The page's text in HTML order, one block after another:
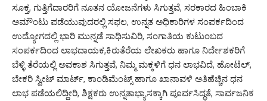
ಸೂಕ್ತ, ಗುತ್ತಿಗೆದಾರರಿಗೆ ನೂತನ ಯೋಜನೆಗಳು ಸಿಗುತ್ತವೆ, ಸರಕಾರದ ಹಿಂಬಾಕಿ
ಅಮೌಂಟು ಪಡೆಯುವುದರಲ್ಲಿ ಸಫಲ, ಉನ್ನತ ಅಧಿಕಾರಿಗಳ ಸಂಪರ್ಕದಿಂದ
ಉದ್ಯೋಗದಲ್ಲಿ ಭಾರಿ ಮುನ್ನಡೆ ಸಾಧಿಸುವಿರಿ, ಸಂಗಾತಿಯ ಕುಟುಂಬದ
ಸಂಪರ್ಕದಿಂದ ಲಾಭದಾಯಕ,ಕಿರುತೆರೆಯ ಲೇಖಕರು ಹಾಗೂ ನಿರ್ದೇಶಕರಿಗೆ
ಬೆಳ್ಳಿ ತೆರೆಯಲ್ಲಿ ಅವಕಾಶ ಸಿಗುತ್ತವೆ, ನಿಮ್ಮ ಮಕ್ಕಳಿಗೆ ಧನ ಲಾಭವಿದೆ, ಹೋಟೆಲ್,
ಬೇಕರಿ ಸ್ವೀಟ್ ಮಾರ್ಟ್, ಕಾಂಡಿಮೆಂಟ್ಸ್ ಹಾಗೂ ಖಾನಾವಳಿ ಅತಿಹೆಚ್ಚಿನ ಧನ
ಲಾಭ ಪಡೆಯಲಿದ್ದೀರಿ, ಶಿಕ್ಷಕರು ಉನ್ನತಾಭ್ಯಾಸಕ್ಕಾಗಿ ಪೂರ್ವಸಿದ್ಧತೆ, ಸಾರ್ವಜನಿಕ